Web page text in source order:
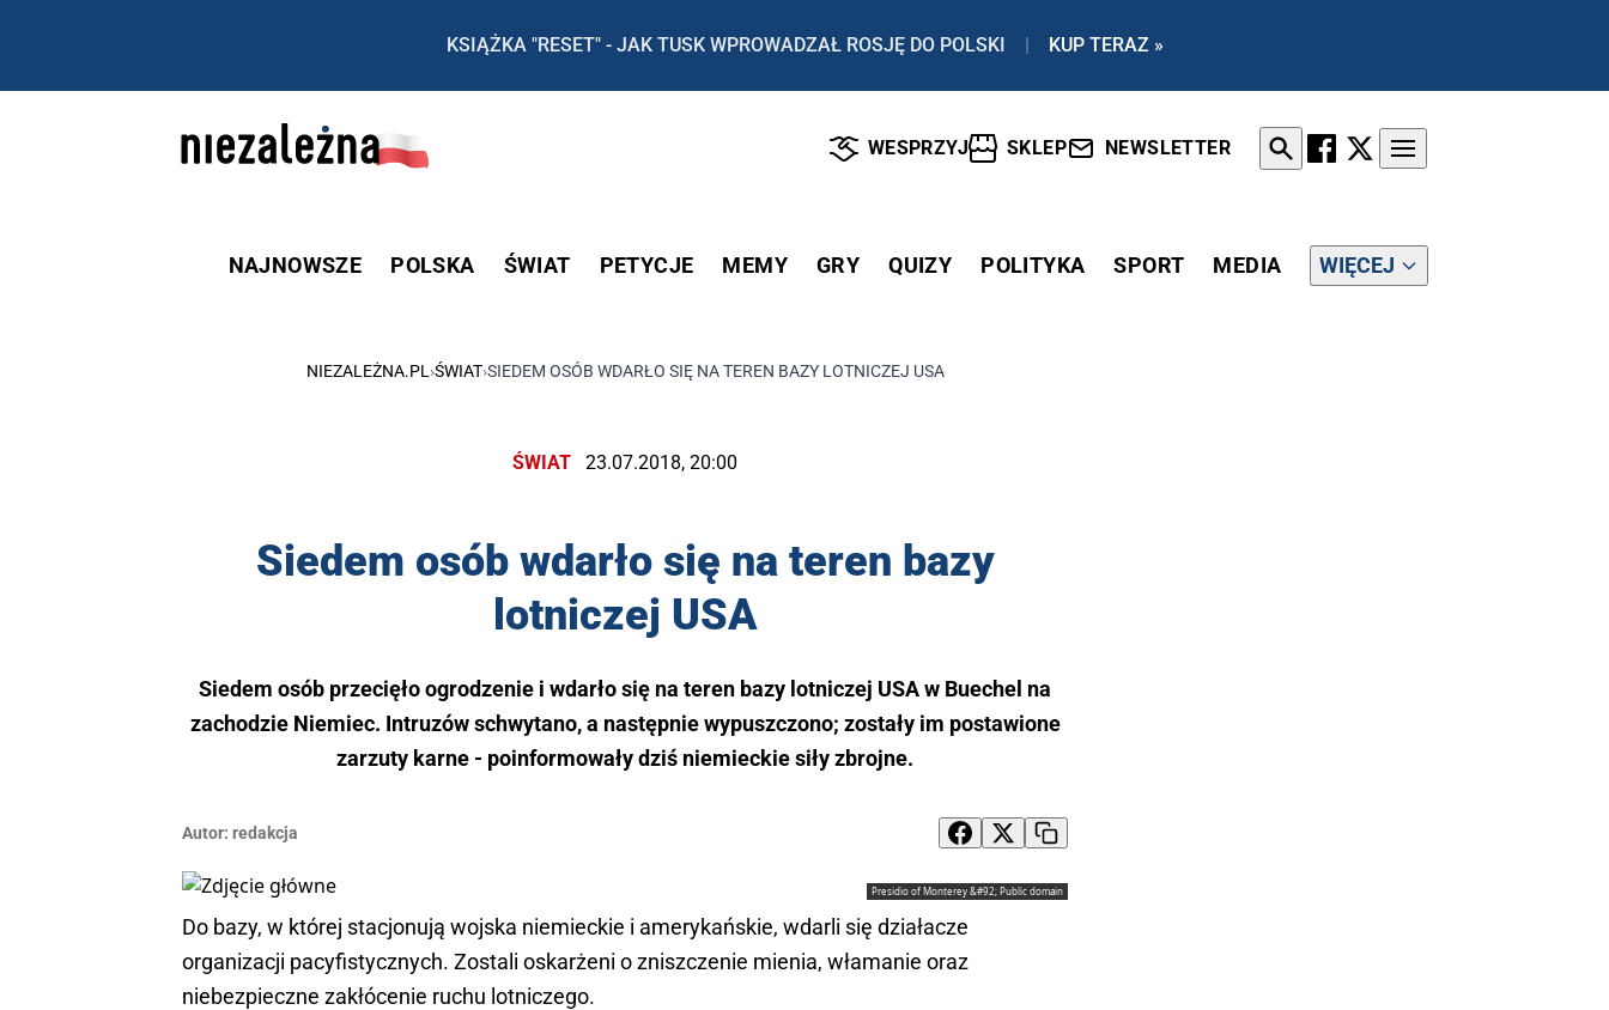
KSIĄŻKA "RESET" - JAK TUSK WPROWADZAŁ ROSJĘ DO POLSKI | KUP TERAZ »
WESPRZYJ SKLEP NEWSLETTER
NAJNOWSZE POLSKA ŚWIAT PETYCJE MEMY GRY QUIZY POLITYKA SPORT MEDIA WIĘCEJ
NIEZALEŻNA.PL ›ŚWIAT›SIEDEM OSÓB WDARŁO SIĘ NA TEREN BAZY LOTNICZEJ USA
ŚWIAT 23.07.2018, 20:00
Siedem osób wdarło się na teren bazy
lotniczej USA
Siedem osób przecięło ogrodzenie i wdarło się na teren bazy lotniczej USA w Buechel na
zachodzie Niemiec. Intruzów schwytano, a następnie wypuszczono; zostały im postawione
zarzuty karne - poinformowały dziś niemieckie siły zbrojne.
Autor: redakcja
Presidio of Monterey &#92; Public domain
Do bazy, w której stacjonują wojska niemieckie i amerykańskie, wdarli się działacze
organizacji pacyfistycznych. Zostali oskarżeni o zniszczenie mienia, włamanie oraz
niebezpieczne zakłócenie ruchu lotniczego.